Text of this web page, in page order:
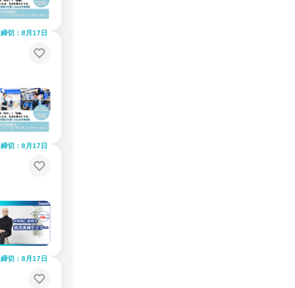
締切：8月17日
締切：8月17日
締切：8月17日